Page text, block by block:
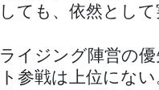
ても、依然として
イジング陣営の
参戦は上位にな